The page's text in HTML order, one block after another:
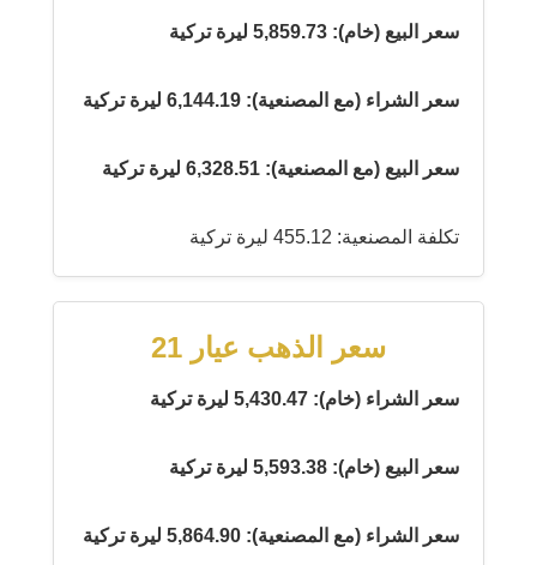
سعر البيع (خام): 5,859.73 ليرة تركية
سعر الشراء (مع المصنعية): 6,144.19 ليرة تركية
سعر البيع (مع المصنعية): 6,328.51 ليرة تركية
تكلفة المصنعية: 455.12 ليرة تركية
سعر الذهب عيار 21
سعر الشراء (خام): 5,430.47 ليرة تركية
سعر البيع (خام): 5,593.38 ليرة تركية
سعر الشراء (مع المصنعية): 5,864.90 ليرة تركية